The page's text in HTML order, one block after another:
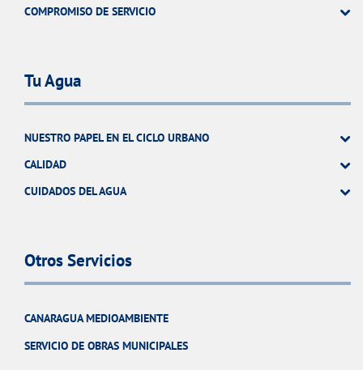
COMPROMISO DE SERVICIO
Tu Agua
NUESTRO PAPEL EN EL CICLO URBANO
CALIDAD
CUIDADOS DEL AGUA
Otros Servicios
CANARAGUA MEDIOAMBIENTE
SERVICIO DE OBRAS MUNICIPALES